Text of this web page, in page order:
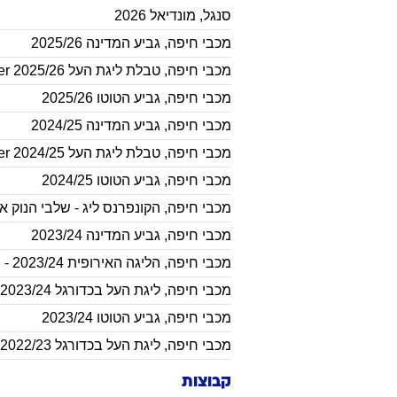
סנגל, מונדיאל 2026
מכבי חיפה, גביע המדינה 2025/26
מכבי חיפה, טבלת ליגת העל 2025/26 Winner
מכבי חיפה, גביע הטוטו 2025/26
מכבי חיפה, גביע המדינה 2024/25
מכבי חיפה, טבלת ליגת העל Winner 2024/25
מכבי חיפה, גביע הטוטו 2024/25
מכבי חיפה, הקונפרנס ליג - שלבי הנוק
מכבי חיפה, גביע המדינה 2023/24
מכבי חיפה, הליגה האירופית 2023/24 - שלב הבתים
מכבי חיפה, ליגת העל בכדורגל 2023/24
מכבי חיפה, גביע הטוטו 2023/24
מכבי חיפה, ליגת העל בכדורגל 2022/23
קבוצות